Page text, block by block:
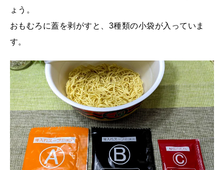
ょう。
おもむろに蓋を剥がすと、3種類の小袋が入っていま
す。